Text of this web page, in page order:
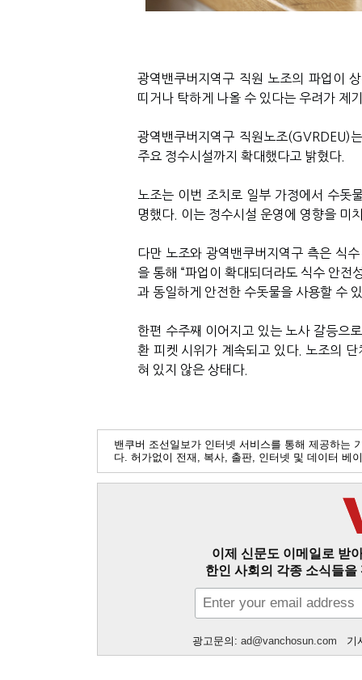
광역밴쿠버지역구 직원 노조의 파업이
띠거나 탁하게 나올 수 있다는 우려가 제
광역밴쿠버지역구 직원노조(GVRDEU)
주요 정수시설까지 확대했다고 밝혔다.
노조는 이번 조치로 일부 가정에서 수돗
명했다. 이는 정수시설 운영에 영향을 미
다만 노조와 광역밴쿠버지역구 측은 식
을 통해 “파업이 확대되더라도 식수 안전
과 동일하게 안전한 수돗물을 사용할 수
한편 수주째 이어지고 있는 노사 갈등으
환 피켓 시위가 계속되고 있다. 노조의
혀 있지 않은 상태다.
밴쿠버 조선일보가 인터넷 서비스를 통해 제공하는
다. 허가없이 전재, 복사, 출판, 인터넷 및 데이터 베
이제 신문도 이메일로 받
한인 사회의 각종 소식들
광고문의: ad@vanchosun.com 기